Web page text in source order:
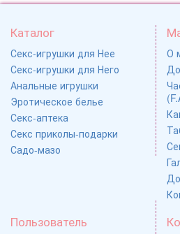
Каталог
Секс-игрушки для Нее
Секс-игрушки для Него
Анальные игрушки
Эротическое белье
Секс-аптека
Секс приколы-подарки
Садо-мазо
О
Пользователь